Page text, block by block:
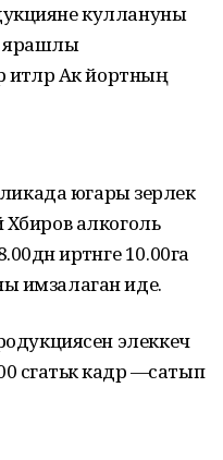
куллануны
ярашлы
Ак йортның
югары әзерлек
алкоголь
иртәнге 10.00га
имзалаган иде.
элеккечә
сәгатькә кадәр —сатып